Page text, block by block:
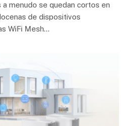
menudo se quedan cortos en
de dispositivos
WiFi Mesh…